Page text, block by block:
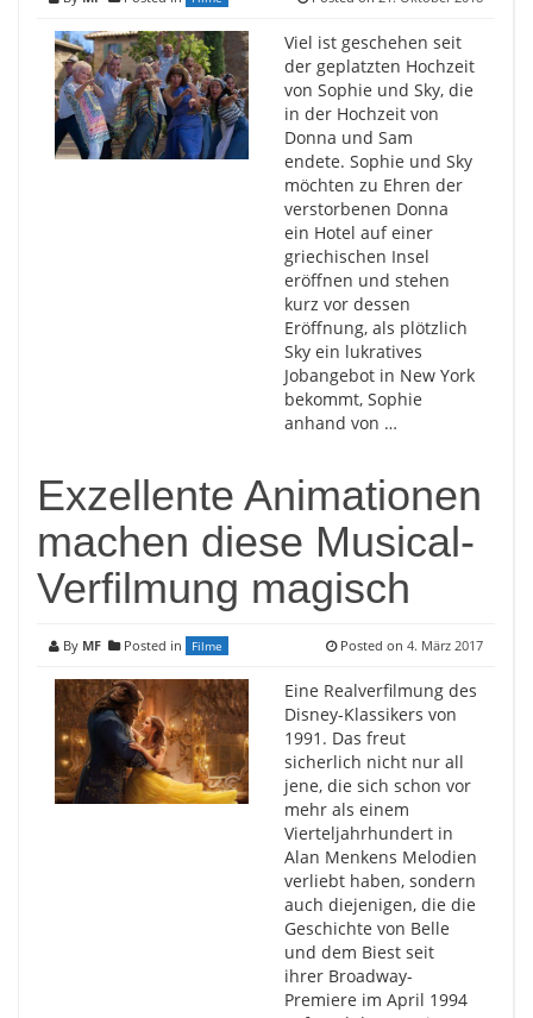
Viel ist geschehen seit
der geplatzten Hochzeit
von Sophie und Sky, die
in der Hochzeit von
Donna und Sam
endete. Sophie und Sky
möchten zu Ehren der
verstorbenen Donna
ein Hotel auf einer
griechischen Insel
eröffnen und stehen
kurz vor dessen
Eröffnung, als plötzlich
Sky ein lukratives
Jobangebot in New York
bekommt, Sophie
anhand von …
Exzellente Animationen
machen diese Musical-
Verfilmung magisch
By MF Posted in Filme Posted on 4. März 2017
Eine Realverfilmung des
Disney-Klassikers von
1991. Das freut
sicherlich nicht nur all
jene, die sich schon vor
mehr als einem
Vierteljahrhundert in
Alan Menkens Melodien
verliebt haben, sondern
auch diejenigen, die die
Geschichte von Belle
und dem Biest seit
ihrer Broadway-
Premiere im April 1994